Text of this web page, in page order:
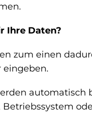
Ihre Daten?
zum einen
automatisch